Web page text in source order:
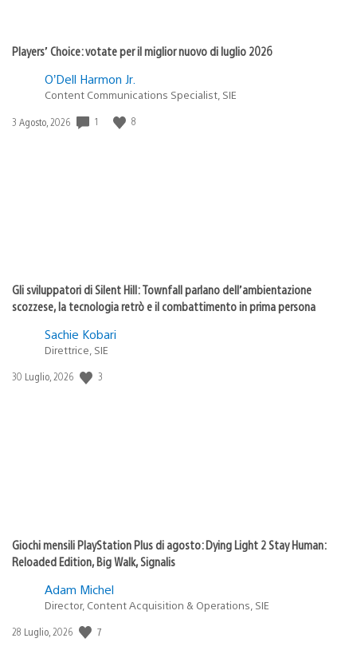
Players’ Choice: votate per il miglior nuovo di luglio 2026
O’Dell Harmon Jr.
Content Communications Specialist, SIE
Data
3 Agosto, 2026 1 8
Gli sviluppatori di Silent Hill: Townfall parlano dell’ambientazione
scozzese, la tecnologia retrò e il combattimento in prima persona
Sachie Kobari
Direttrice, SIE
Data
30 Luglio, 2026 3
Giochi mensili PlayStation Plus di agosto: Dying Light 2 Stay Human:
Reloaded Edition, Big Walk, Signalis
Adam Michel
Director, Content Acquisition & Operations, SIE
Data
28 Luglio, 2026 7